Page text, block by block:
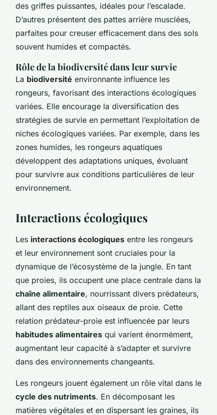
des griffes puissantes, idéales pour l’escalade.
D’autres présentent des pattes arrière musclées,
parfaites pour creuser efficacement dans des sols
souvent humides et compactés.
Rôle de la biodiversité dans leur survie
La biodiversité environnante influence les
rongeurs, favorisant des interactions écologiques
variées. Elle encourage la diversification des
stratégies de survie en permettant l’exploitation de
niches écologiques variées. Par exemple, dans les
zones humides, les rongeurs aquatiques
développent des adaptations uniques, évoluant
pour survivre aux conditions particulières de leur
environnement.
Interactions écologiques
Les interactions écologiques entre les rongeurs
et leur environnement sont cruciales pour la
dynamique de l’écosystème de la jungle. En tant
que proies, ils occupent une place centrale dans la
chaîne alimentaire, nourrissant divers prédateurs,
allant des reptiles aux oiseaux de proie. Cette
relation prédateur-proie est influencée par leurs
habitudes alimentaires qui varient énormément,
augmentant leur capacité à s’adapter et survivre
dans des environnements changeants.
Les rongeurs jouent également un rôle vital dans le
cycle des nutriments. En décomposant les
matières végétales et en dispersant les graines, ils